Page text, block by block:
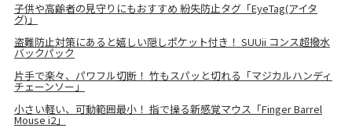
子供や高齢者の見守りにもおすすめ 紛失防止タグ「EyeTag(アイタ
グ)」
盗難防止対策にあると嬉しい隠しポケット付き！ SUUii コンス超撥水
バックパック
片手で楽々、パワフル切断！ 竹もスパッと切れる「マジカルハンディ
チェーンソー」
小さい軽い、可動範囲最小！ 指で操る新感覚マウス「Finger Barrel
Mouse i2」